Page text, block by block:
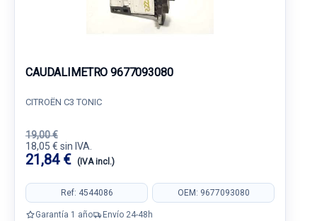
CAUDALIMETRO 9677093080
CITROËN C3 TONIC
19,00 €
18,05 € sin IVA.
21,84 € (IVA incl.)
Ref: 4544086 OEM: 9677093080
Garantía 1 año Envío 24-48h